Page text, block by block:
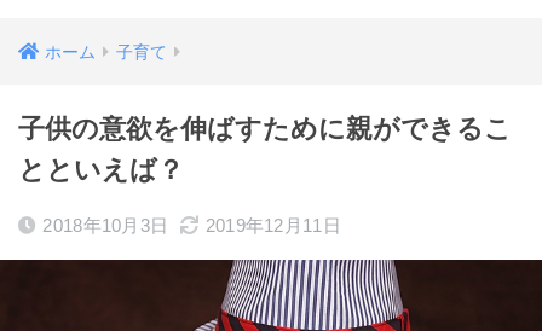
ホーム 子育て
子供の意欲を伸ばすために親ができるこ
とといえば？
2018年10月3日 2019年12月11日